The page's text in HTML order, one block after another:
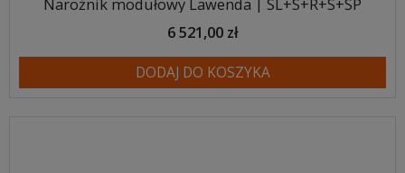
Narożnik modułowy Lawenda | SL+S+R+S+SP
6 521,00 zł
DODAJ DO KOSZYKA